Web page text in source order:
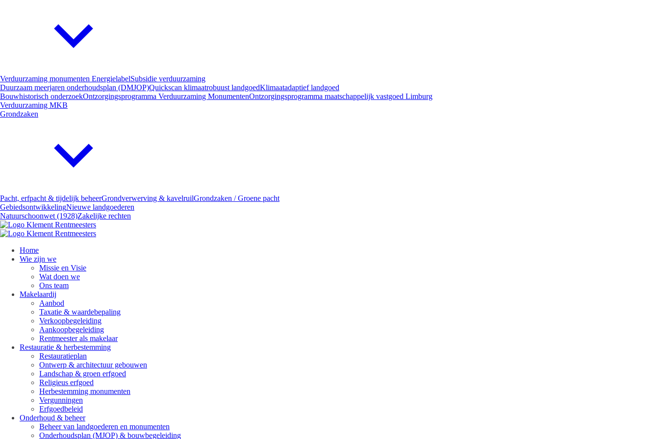
Verduurzaming monumenten EnergielabelSubsidie verduurzaming
Duurzaam meerjaren onderhoudsplan (DMJOP)Quickscan klimaatrobuust landgoedKlimaatadaptief landgoed
Bouwhistorisch onderzoekOntzorgingsprogramma Verduurzaming MonumentenOntzorgingsprogramma maatschappelijk vastgoed Limburg
Verduurzaming MKB
Grondzaken
Pacht, erfpacht & tijdelijk beheerGrondverwerving & kavelruilGrondzaken / Groene pacht
GebiedsontwikkelingNieuwe landgoederen
Natuurschoonwet (1928)Zakelijke rechten
Home
Wie zijn we
Missie en Visie
Wat doen we
Ons team
Makelaardij
Aanbod
Taxatie & waardebepaling
Verkoopbegeleiding
Aankoopbegeleiding
Rentmeester als makelaar
Restauratie & herbestemming
Restauratieplan
Ontwerp & architectuur gebouwen
Landschap & groen erfgoed
Religieus erfgoed
Herbestemming monumenten
Vergunningen
Erfgoedbeleid
Onderhoud & beheer
Beheer van landgoederen en monumenten
Onderhoudsplan (MJOP) & bouwbegeleiding